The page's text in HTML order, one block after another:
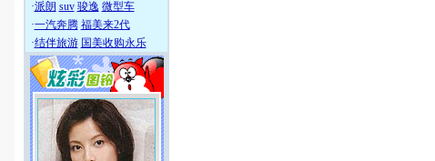
·派朗 suv 骏逸 微型车
·一汽奔腾 福美来2代
·结伴旅游 国美收购永乐